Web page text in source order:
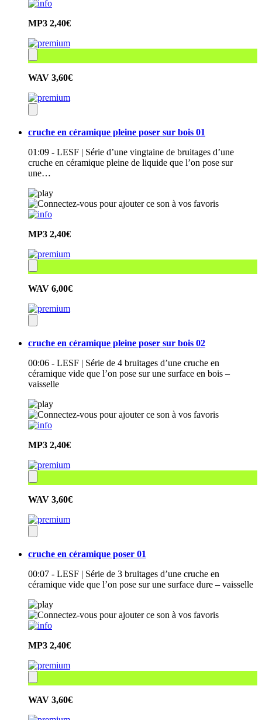
MP3 2,40€
WAV 3,60€
cruche en céramique pleine poser sur bois 01
01:09 - LESF | Série d’une vingtaine de bruitages d’une
cruche en céramique pleine de liquide que l’on pose sur
une…
MP3 2,40€
WAV 6,00€
cruche en céramique pleine poser sur bois 02
00:06 - LESF | Série de 4 bruitages d’une cruche en
céramique vide que l’on pose sur une surface en bois –
vaisselle
MP3 2,40€
WAV 3,60€
cruche en céramique poser 01
00:07 - LESF | Série de 3 bruitages d’une cruche en
céramique vide que l’on pose sur une surface dure – vaisselle
MP3 2,40€
WAV 3,60€